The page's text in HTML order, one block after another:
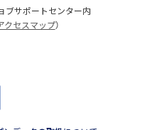
ブサポートセンター内
クセスマップ）